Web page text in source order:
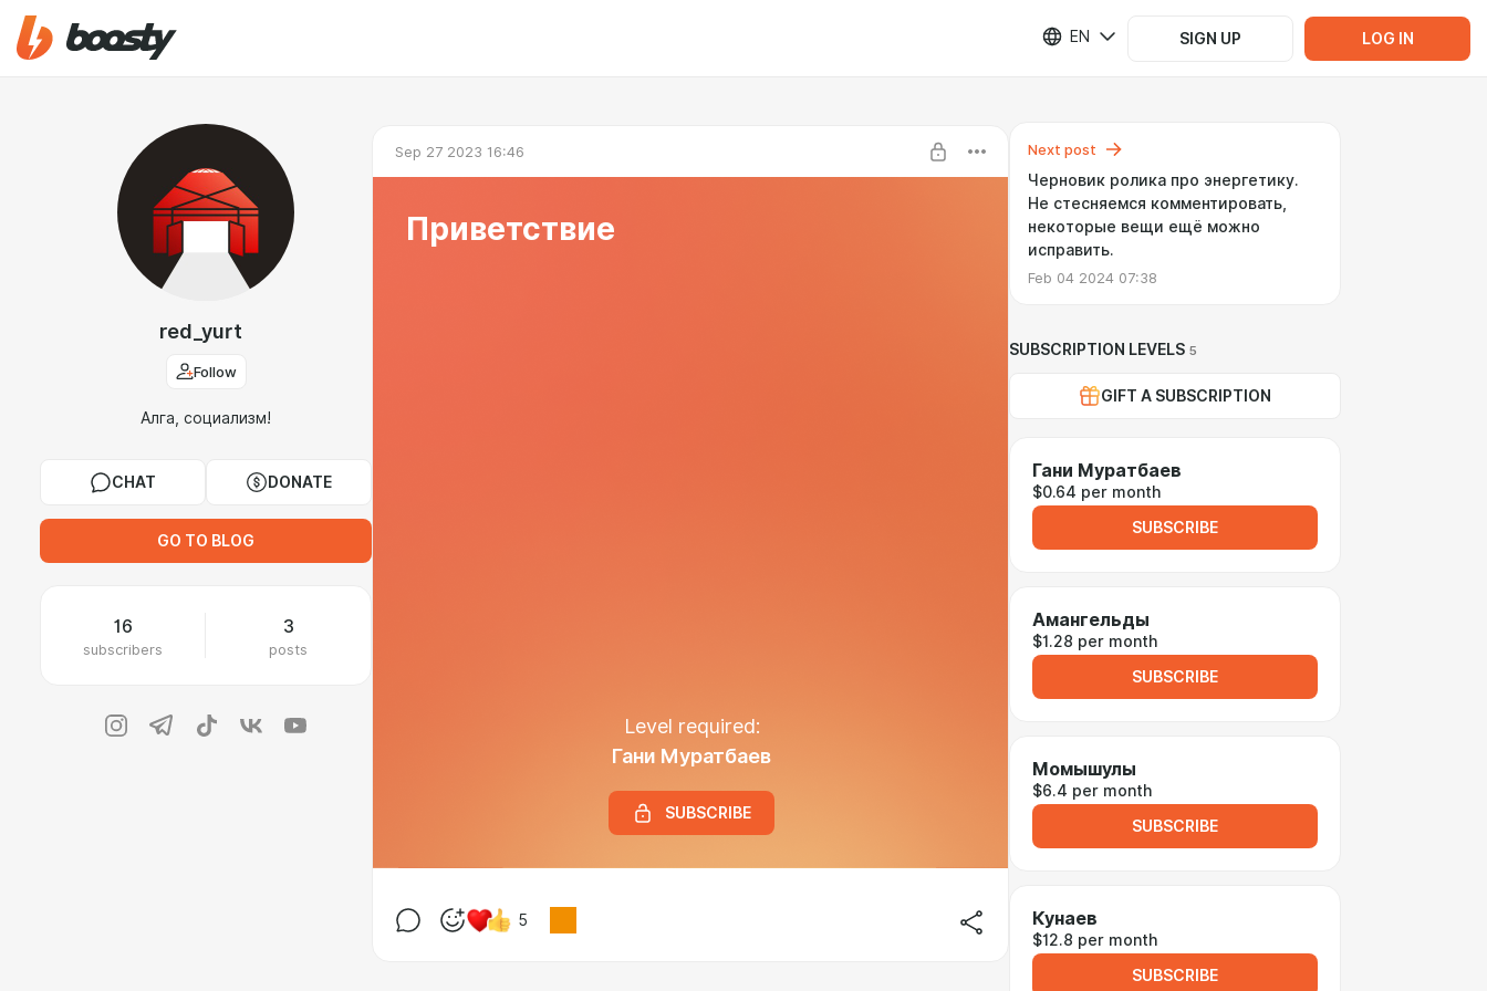
EN SIGN UP LOG IN
red_yurt
Follow
Алга, социализм!
CHAT DONATE
GO TO BLOG
16
subscribers
3
posts
Sep 27 2023 16:46
Приветствие
Level required:
Гани Муратбаев
SUBSCRIBE
5
Next post
Черновик ролика про энергетику.
Не стесняемся комментировать,
некоторые вещи ещё можно
исправить.
Feb 04 2024 07:38
SUBSCRIPTION LEVELS 5
GIFT A SUBSCRIPTION
Гани Муратбаев
$0.64 per month
SUBSCRIBE
Амангельды
$1.28 per month
SUBSCRIBE
Момышулы
$6.4 per month
SUBSCRIBE
Кунаев
$12.8 per month
SUBSCRIBE